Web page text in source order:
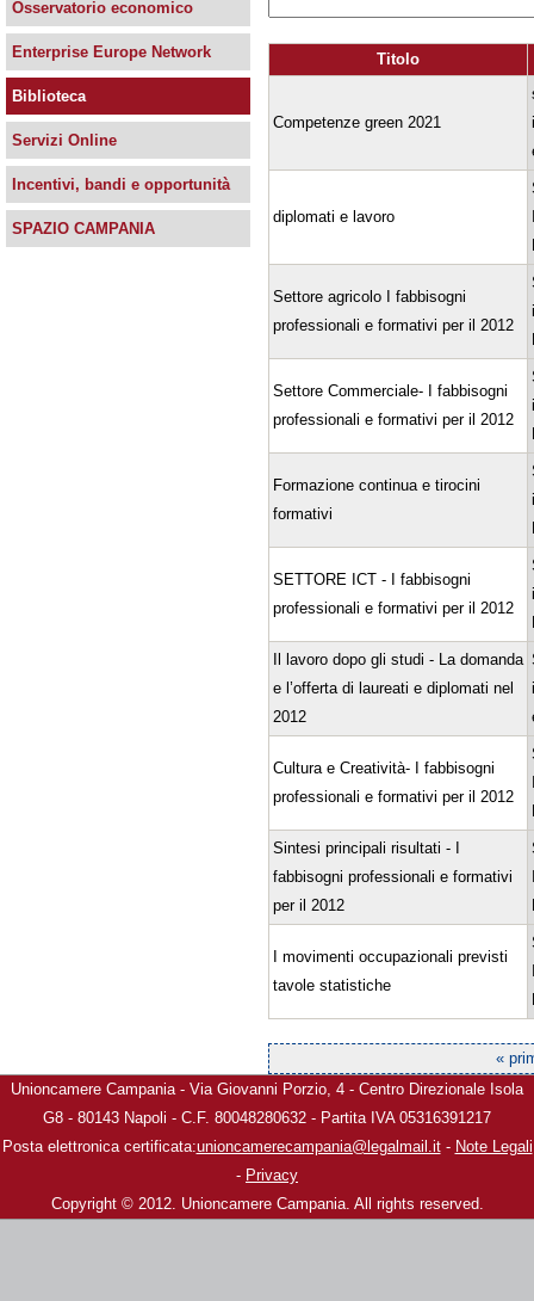
Titolo
Competenze green 2021
diplomati e lavoro
Settore agricolo I fabbisogni
professionali e formativi per il 2012
Settore Commerciale- I fabbisogni
professionali e formativi per il 2012
Formazione continua e tirocini
formativi
SETTORE ICT - I fabbisogni
professionali e formativi per il 2012
Il lavoro dopo gli studi - La domanda
e l’offerta di laureati e diplomati nel
2012
Cultura e Creatività- I fabbisogni
professionali e formativi per il 2012
Sintesi principali risultati - I
fabbisogni professionali e formativi
per il 2012
I movimenti occupazionali previsti
tavole statistiche
«
Osservatorio economico
Enterprise Europe Network
Biblioteca
Servizi Online
Incentivi, bandi e opportunità
SPAZIO CAMPANIA
Unioncamere Campania - Via Giovanni Porzio, 4 - Centro Direzionale Isola
G8 - 80143 Napoli - C.F. 80048280632 - Partita IVA 05316391217
Posta elettronica certificata:unioncamerecampania@legalmail.it- Note Legali
- Privacy
Copyright © 2012. Unioncamere Campania. All rights reserved.